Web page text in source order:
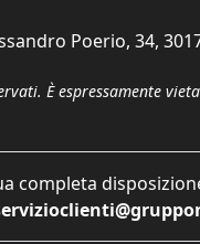
Poerio, 34,
È espressamente
completa